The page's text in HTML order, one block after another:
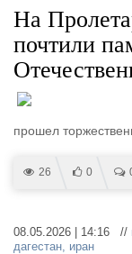
На
почтили
прошел
26 0
08.05.2026 | 14:16 //
дагестан, иран